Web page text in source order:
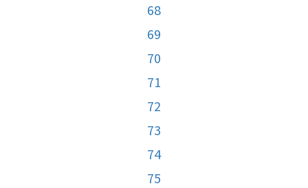
68
69
70
71
72
73
74
75